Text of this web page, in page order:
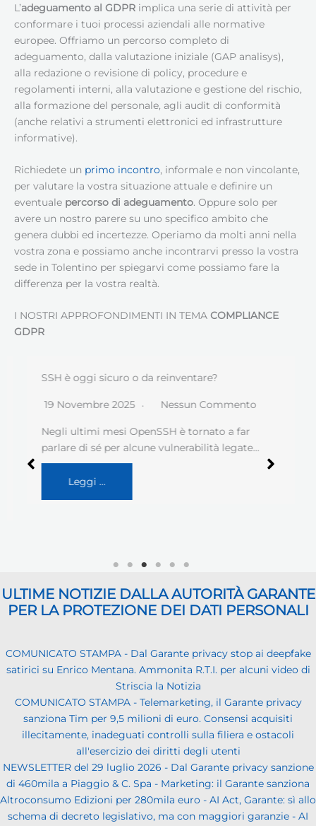
L’adeguamento al GDPR implica una serie di attività per
conformare i tuoi processi aziendali alle normative
europee. Offriamo un percorso completo di
adeguamento, dalla valutazione iniziale (GAP analisys),
alla redazione o revisione di policy, procedure e
regolamenti interni, alla valutazione e gestione del rischio,
alla formazione del personale, agli audit di conformità
(anche relativi a strumenti elettronici ed infrastrutture
informative).
Richiedete un primo incontro, informale e non vincolante,
per valutare la vostra situazione attuale e definire un
eventuale percorso di adeguamento. Oppure solo per
avere un nostro parere su uno specifico ambito che
genera dubbi ed incertezze. Operiamo da molti anni nella
vostra zona e possiamo anche incontrarvi presso la vostra
sede in Tolentino per spiegarvi come possiamo fare la
differenza per la vostra realtà.
I NOSTRI APPROFONDIMENTI IN TEMA COMPLIANCE
GDPR
SSH è oggi sicuro o da reinventare?
19 Novembre 2025 Nessun Commento
Negli ultimi mesi OpenSSH è tornato a far
parlare di sé per alcune vulnerabilità legate…
Leggi …
ULTIME NOTIZIE DALLA AUTORITÀ GARANTE
PER LA PROTEZIONE DEI DATI PERSONALI
COMUNICATO STAMPA - Dal Garante privacy stop ai deepfake
satirici su Enrico Mentana. Ammonita R.T.I. per alcuni video di
Striscia la Notizia
COMUNICATO STAMPA - Telemarketing, il Garante privacy
sanziona Tim per 9,5 milioni di euro. Consensi acquisiti
illecitamente, inadeguati controlli sulla filiera e ostacoli
all'esercizio dei diritti degli utenti
NEWSLETTER del 29 luglio 2026 - Dal Garante privacy sanzione
di 460mila a Piaggio & C. Spa - Marketing: il Garante sanziona
Altroconsumo Edizioni per 280mila euro - AI Act, Garante: sì allo
schema di decreto legislativo, ma con maggiori garanzie - AI